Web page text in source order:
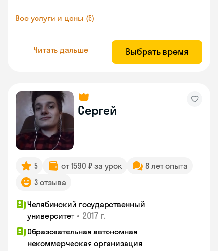
Все услуги и цены (5)
Читать дальше Выбрать время
Сергей
5 от 1590 ₽ за урок
8 лет опыта
3 отзыва
Челябинский государственный
университет • 2017 г.
Образовательная автономная
некоммерческая организация